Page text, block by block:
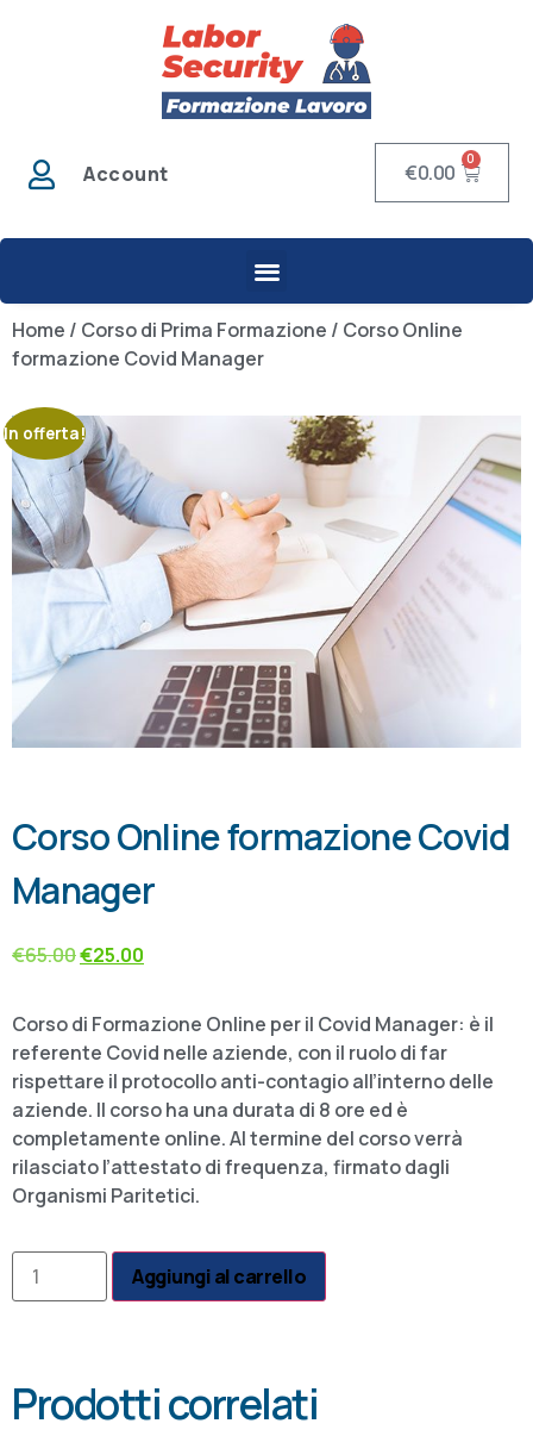
Account €0.00
0
Home / Corso di Prima Formazione / Corso Online
formazione Covid Manager
In offerta!
Corso Online formazione Covid
Manager
€65.00€25.00
Corso di Formazione Online per il Covid Manager: è il
referente Covid nelle aziende, con il ruolo di far
rispettare il protocollo anti-contagio all’interno delle
aziende. Il corso ha una durata di 8 ore ed è
completamente online. Al termine del corso verrà
rilasciato l’attestato di frequenza, firmato dagli
Organismi Paritetici.
Aggiungi al carrello
Prodotti correlati